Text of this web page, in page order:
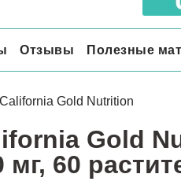
Отзывы Полезные
California Gold Nutrition
Gold
мг, 60